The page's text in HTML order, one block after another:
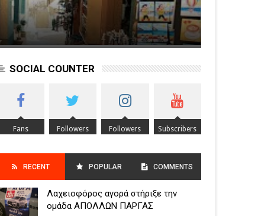
SOCIAL COUNTER
Fans Followers Followers Subscribers
RECENT POPULAR
POSTS
COMMENTS
Λαχειοφόρος αγορά στήριξε την
ομάδα ΑΠΟΛΛΩΝ ΠΑΡΓΑΣ